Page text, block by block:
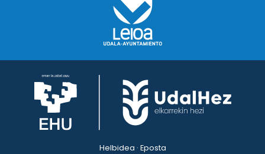
Helbidea · Eposta